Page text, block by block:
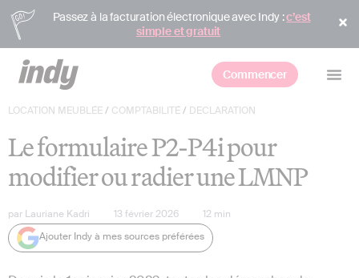
Passez à la facturation électronique avec Indy :c’est
simple et gratuit
Commencer
LOCATION MEUBLÉE/ COMPTABILITÉ/ DECLARATION
Le formulaire P2-P4i pour
modifier ou radier une LMNP
par Lauriane Kadri 13 février 2026 12 min
Ajouter Indy à mes sources préférées